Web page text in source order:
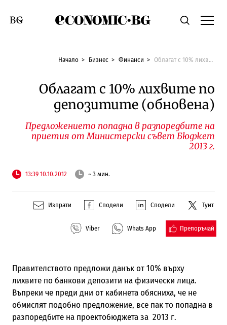
Economic.bgТърсене
Смяна на език
Начало Бизнес Финанси Облагат с 10% лихвите по депозитите (обновена)
Облагат с 10% лихвите по
депозитите (обновена)
Предложението попадна в разпоредбите на
приетия от Министерски съвет Бюджет
2013 г.
13:39 10.10.2012 ~ 3 мин.
Изпрати Сподели Сподели Туит
Viber Whats App Препоръчай
Правителството предложи данък от 10% върху
лихвите по банкови депозити на физически лица.
Въпреки че преди дни от кабинета обясниха, че не
обмислят подобно предложение, все пак то попадна в
разпоредбите на проектобюджета за 2013 г.